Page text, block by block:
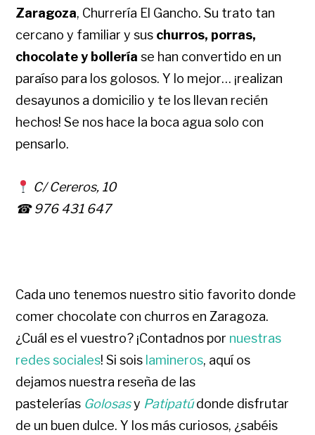
Zaragoza, Churrería El Gancho. Su trato tan
cercano y familiar y sus churros, porras,
chocolate y bollería se han convertido en un
paraíso para los golosos. Y lo mejor… ¡realizan
desayunos a domicilio y te los llevan recién
hechos! Se nos hace la boca agua solo con
pensarlo.
C/ Cereros, 10
☎ 976 431 647
Cada uno tenemos nuestro sitio favorito donde
comer chocolate con churros en Zaragoza.
¿Cuál es el vuestro? ¡Contadnos por nuestras
redes sociales! Si sois lamineros, aquí os
dejamos nuestra reseña de las
pastelerías Golosasy Patipatú donde disfrutar
de un buen dulce. Y los más curiosos, ¿sabéis